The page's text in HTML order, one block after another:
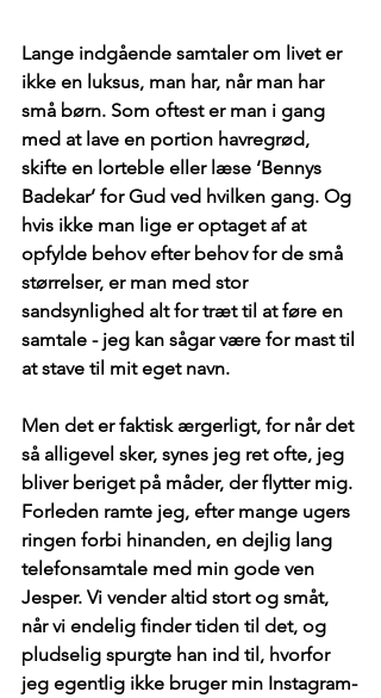
Lange indgående samtaler om livet er
ikke en luksus, man har, når man har
små børn. Som oftest er man i gang
med at lave en portion havregrød,
skifte en lorteble eller læse ‘Bennys
Badekar’ for Gud ved hvilken gang. Og
hvis ikke man lige er optaget af at
opfylde behov efter behov for de små
størrelser, er man med stor
sandsynlighed alt for træt til at føre en
samtale - jeg kan sågar være for mast til
at stave til mit eget navn.
Men det er faktisk ærgerligt, for når det
så alligevel sker, synes jeg ret ofte, jeg
bliver beriget på måder, der flytter mig.
Forleden ramte jeg, efter mange ugers
ringen forbi hinanden, en dejlig lang
telefonsamtale med min gode ven
Jesper. Vi vender altid stort og småt,
når vi endelig finder tiden til det, og
pludselig spurgte han ind til, hvorfor
jeg egentlig ikke bruger min Instagram-